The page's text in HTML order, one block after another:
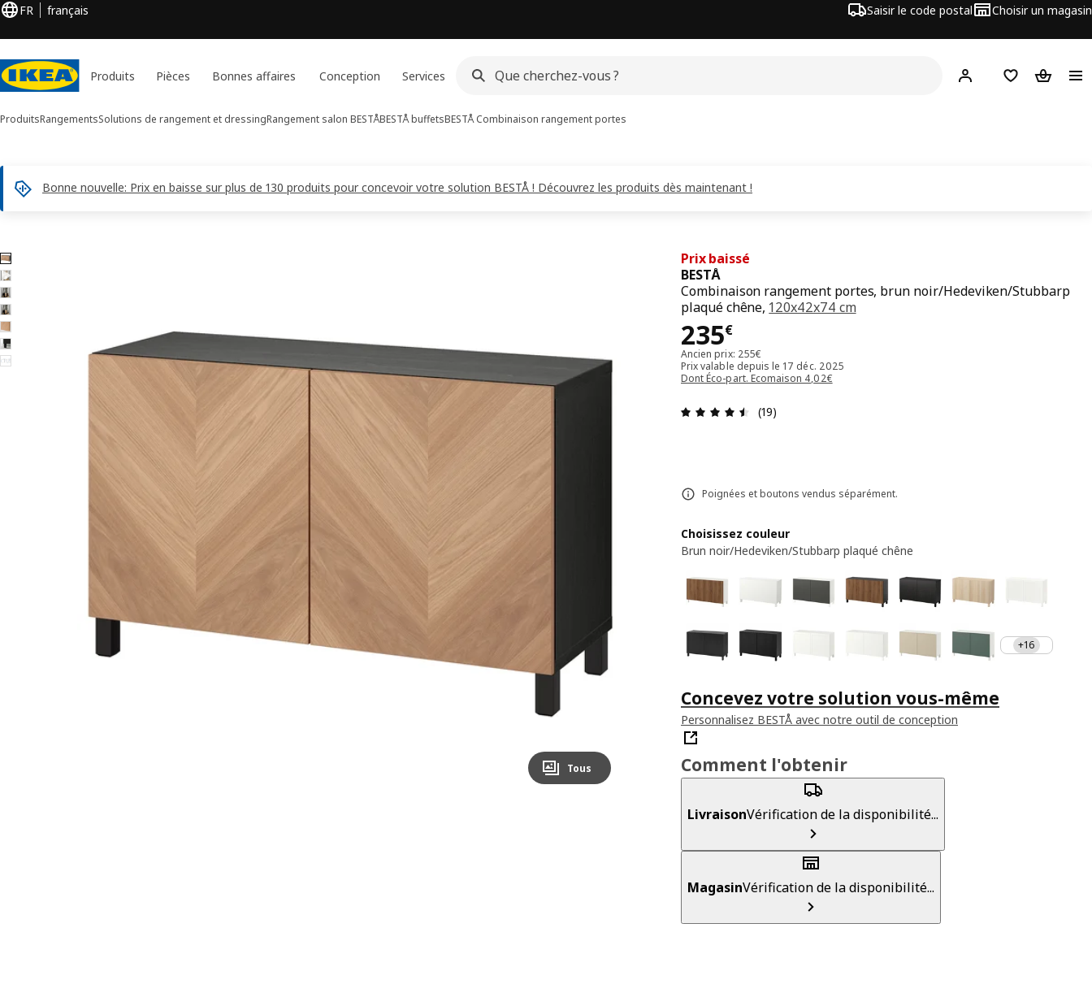
FR français Saisir le code postal Choisir un magasin
Produits Pièces Bonnes affaires Conception Services Mon compteFavorisPanier
ProduitsRangementsSolutions de rangement et dressingRangement salon BESTÅBESTÅ buffetsBESTÅCombinaison rangement portes
Bonne nouvelle: Prix en baisse sur plus de 130 produits pour concevoir votre solution BESTÅ ! Découvrez les produits dès maintenant !
7 images de BESTÅ
les images
Image zoomed out, normal view
Tous
Prix baissé
BESTÅ
Combinaison rangement portes, brun noir/Hedeviken/Stubbarp
plaqué chêne, 120x42x74 cm
235€
Prix 235€
Ancien prix: 255€
Prix valable depuis le 17 déc. 2025
Dont Éco-part. Ecomaison 4,02€
Avis: 4.5 sur 5 étoiles Nombre total d'avis: 19
(19)
Poignées et boutons vendus séparément.
Choisissez couleur
Brun noir/Hedeviken/Stubbarp plaqué chêne
+16
Concevez votre solution vous-même
Personnalisez BESTÅ avec notre outil de conception
Comment l'obtenir
LivraisonVérification de la disponibilité...
MagasinVérification de la disponibilité...